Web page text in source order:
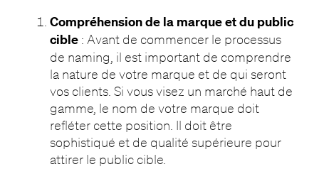
Compréhension de la marque et du public
cible: Avant de commencer le processus
de naming, il est important de comprendre
la nature de votre marque et de qui seront
vos clients. Si vous visez un marché haut de
gamme, le nom de votre marque doit
refléter cette position. Il doit être
sophistiqué et de qualité supérieure pour
attirer le public cible.